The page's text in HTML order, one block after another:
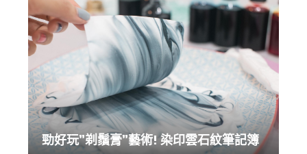
勁好玩”剃鬚膏”藝術! 染印雲石紋筆記簿